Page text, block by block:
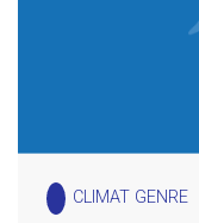
CLIMAT GENRE